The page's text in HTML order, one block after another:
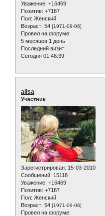
Уважение: +16469
Позитив: +7187
Пол: Женский
Возраст: 54 [1971-09-06]
Провел на форуме:
5 месяцев 1 день
Последний визит:
Сегодня 01:46:39
alisa
Участник
Зарегистрирован: 15-03-2010
Сообщений: 15118
Уважение: +16469
Позитив: +7187
Пол: Женский
Возраст: 54 [1971-09-06]
Провел на форуме: